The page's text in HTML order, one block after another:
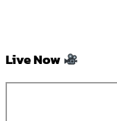
Live Now